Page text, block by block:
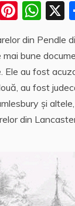
Pi
er
e
st
W
at
s
A
p
p
din Pendle
mai bune
Ele au fost
au fost
și
din